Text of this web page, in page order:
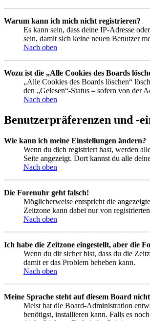
Warum kann ich mich nicht registrieren?
Es kann sein, dass deine IP-Adresse
sein, damit sich keine neuen Benutzer
Nach oben
Wozu ist die „Alle Cookies des Boards
„Alle Cookies des Boards löschen“
den „Gelesen“-Status – sofern von der
Nach oben
Benutzerpräferenzen und -
Wie kann ich meine Einstellungen ändern?
Wenn du dich registriert hast, werden
Seite angezeigt. Dort kannst du alle
Nach oben
Die Forenuhr geht falsch!
Möglicherweise entspricht die
Zeitzone kann dabei nur von
Nach oben
Ich habe die Zeitzone eingestellt, aber die
Wenn du dir sicher bist, dass du die
damit er das Problem beheben kann.
Nach oben
Meine Sprache steht auf diesem Board
Meist hat die Board-Administration
benötigst, installieren kann. Falls es